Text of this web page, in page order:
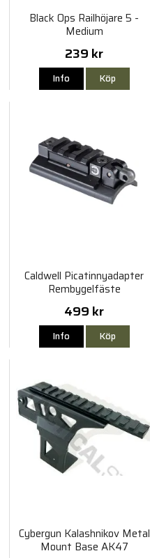
Black Ops Railhöjare 5 -
Medium
239 kr
Info Köp
Caldwell Picatinnyadapter
Rembygelfäste
499 kr
Info Köp
Cybergun Kalashnikov Metal
Mount Base AK47